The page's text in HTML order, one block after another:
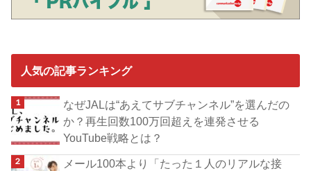
人気の記事ランキング
なぜJALは“あえてサブチャンネル”を選んだの
か？再生回数100万回超えを連発させる
YouTube戦略とは？
メール100本より「たった１人のリアルな接